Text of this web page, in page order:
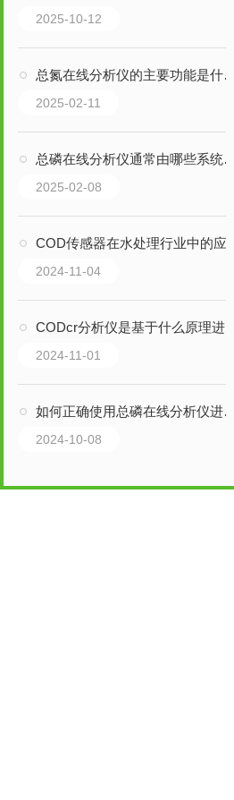
2025-10-12
总氮在线分析仪的主要功能是什么？
2025-02-11
总磷在线分析仪通常由哪些系统组成？
2025-02-08
COD传感器在水处理行业中的应用
2024-11-04
CODcr分析仪是基于什么原理进行工作的？
2024-11-01
如何正确使用总磷在线分析仪进行测量？
2024-10-08